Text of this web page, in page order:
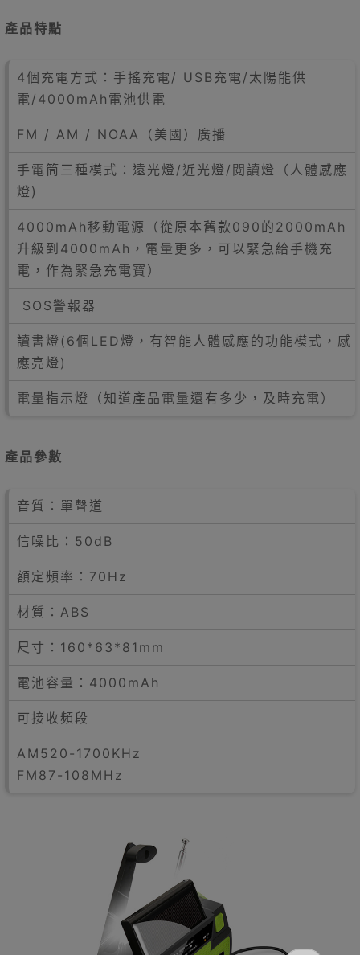
產品特點
4個充電方式：手搖充電/ USB充電/太陽能供
電/4000mAh電池供電
FM / AM / NOAA（美國）廣播
手電筒三種模式：遠光燈/近光燈/閱讀燈（人體感應
燈)
4000mAh移動電源（從原本舊款090的2000mAh
升級到4000mAh，電量更多，可以緊急給手機充
電，作為緊急充電寶）
SOS警報器
讀書燈(6個LED燈，有智能人體感應的功能模式，感
應亮燈)
電量指示燈（知道產品電量還有多少，及時充電）
產品參數
音質：單聲道
信噪比：50dB
額定頻率：70Hz
材質：ABS
尺寸：160*63*81mm
電池容量：4000mAh
可接收頻段
AM520-1700KHz
FM87-108MHz